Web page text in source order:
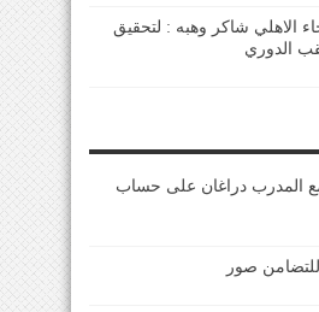
الاهلي شاكر وهبه : لتحقيق
الدوري
المدرب دراغان على حساب
صور